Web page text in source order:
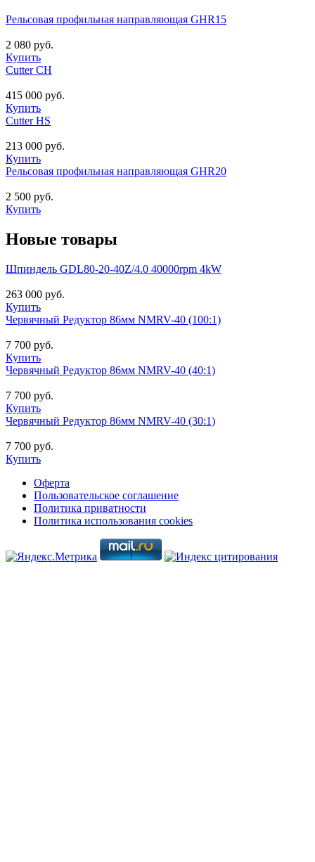
Рельсовая профильная направляющая GHR15
2 080 руб.
Купить
Cutter CH
415 000 руб.
Купить
Cutter HS
213 000 руб.
Купить
Рельсовая профильная направляющая GHR20
2 500 руб.
Купить
Новые товары
Шпиндель GDL80-20-40Z/4.0 40000rpm 4kW
263 000 руб.
Купить
Червячный Редуктор 86мм NMRV-40 (100:1)
7 700 руб.
Купить
Червячный Редуктор 86мм NMRV-40 (40:1)
7 700 руб.
Купить
Червячный Редуктор 86мм NMRV-40 (30:1)
7 700 руб.
Купить
Оферта
Пользовательское соглашение
Политика приватности
Политика использования cookies